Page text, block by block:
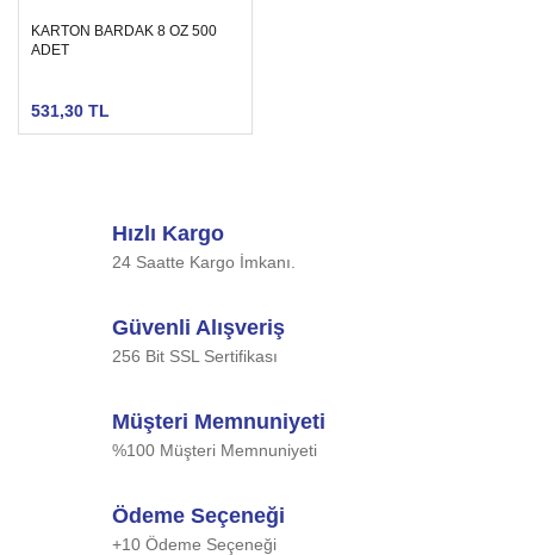
KARTON BARDAK 8 OZ 500
ADET
531,30 TL
Hızlı Kargo
24 Saatte Kargo İmkanı.
Güvenli Alışveriş
256 Bit SSL Sertifikası
Müşteri Memnuniyeti
%100 Müşteri Memnuniyeti
Ödeme Seçeneği
+10 Ödeme Seçeneği